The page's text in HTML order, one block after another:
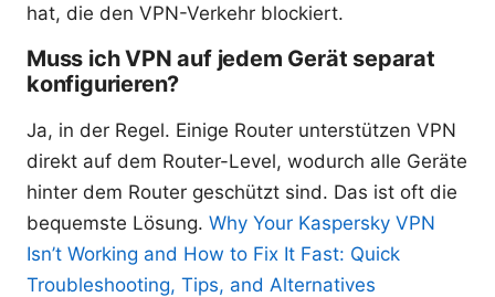
hat, die den VPN-Verkehr blockiert.
Muss ich VPN auf jedem Gerät separat
konfigurieren?
Ja, in der Regel. Einige Router unterstützen VPN
direkt auf dem Router-Level, wodurch alle Geräte
hinter dem Router geschützt sind. Das ist oft die
bequemste Lösung. Why Your Kaspersky VPN
Isn’t Working and How to Fix It Fast: Quick
Troubleshooting, Tips, and Alternatives